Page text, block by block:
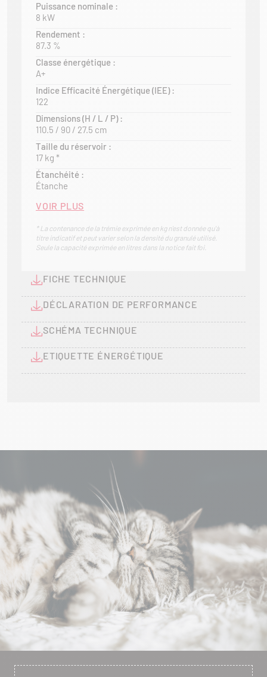
toute discrétion. Son profil plat et son faible
encombrement permettent une installation au plus
près du mur, idéale pour optimiser l’espace.
* La contenance de la trémie exprimée en kg est
donnée à titre indicatif et peut varier selon la densité
du granulé utilisé. Seule la capacité exprimée en
litres indiquée dans la notice de l’appareil fait foi.
Puissance nominale :
8 kW
Rendement :
87.3 %
Classe énergétique :
A+
Indice Efficacité Énergétique (IEE) :
122
Dimensions (H / L / P) :
110.5 / 90 / 27.5 cm
Taille du réservoir :
17 kg *
Étanchéité :
Étanche
VOIR PLUS
* La contenance de la trémie exprimée en kg n'est donnée qu'à
titre indicatif et peut varier selon la densité du granulé utilisé.
Seule la capacité exprimée en litres dans la notice fait foi.
FICHE TECHNIQUE
DÉCLARATION DE PERFORMANCE
SCHÉMA TECHNIQUE
ETIQUETTE ÉNERGÉTIQUE